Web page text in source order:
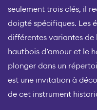
seulement trois clés, il
doigté spécifiques. Les
différentes variantes de
hautbois d’amour et le
plonger dans un
est une invitation à
de cet instrument